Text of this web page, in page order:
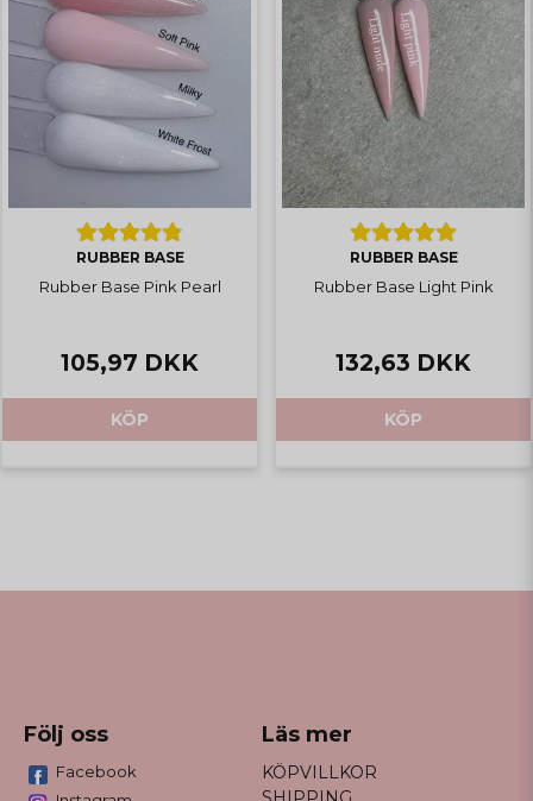
RUBBER BASE
Rubber Base Pink Pearl
105,97 DKK
KÖP
RUBBER BASE
Rubber Base Light Pink
132,63 DKK
KÖP
Följ oss
Facebook
Läs mer
KÖPVILLKOR